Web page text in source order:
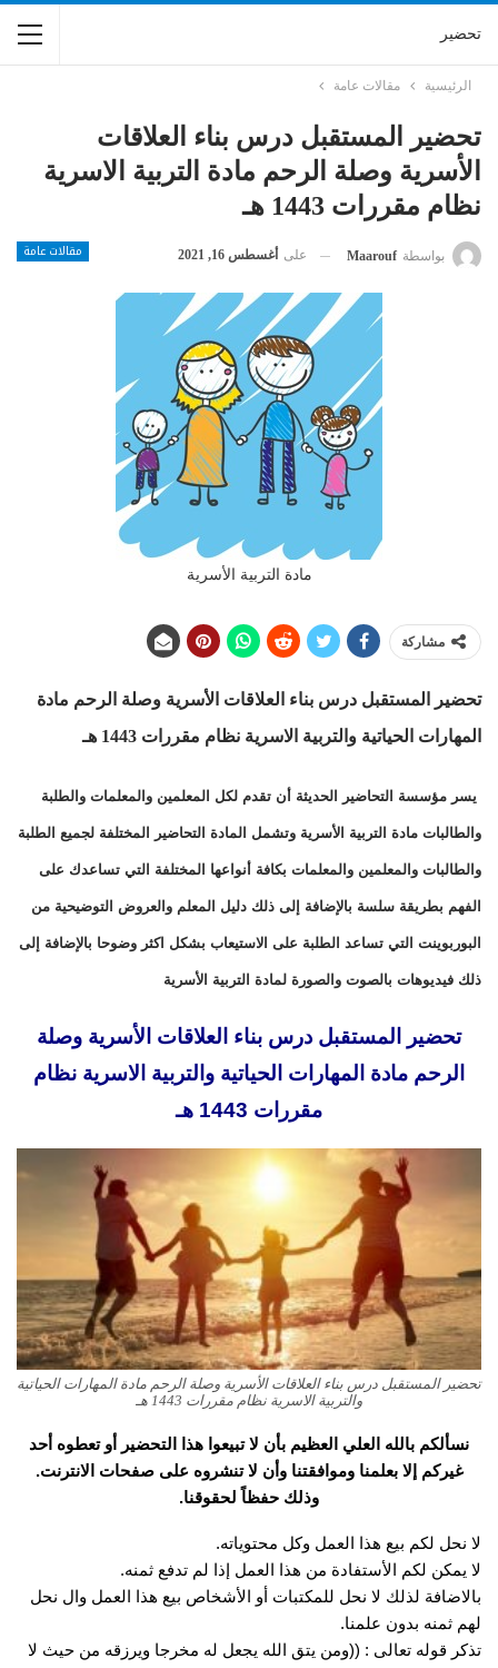
تحضير
الرئيسية مقالات عامة
تحضير المستقبل درس بناء العلاقات
الأسرية وصلة الرحم مادة التربية الاسرية
نظام مقررات 1443 هـ
مقالات عامة بواسطة Maarouf على أغسطس 16, 2021
مادة التربية الأسرية
مشاركة
تحضير المستقبل درس بناء العلاقات الأسرية وصلة الرحم مادة
المهارات الحياتية والتربية الاسرية نظام مقررات
يسر مؤسسة التحاضير الحديثة أن تقدم لكل المعلمين والمعلمات والطلبة
والطالبات مادة التربية الأسرية وتشمل المادة التحاضير المختلفة لجميع الطلبة
والطالبات والمعلمين والمعلمات بكافة أنواعها المختلفة التي تساعدك على
الفهم بطريقة سلسة بالإضافة إلى ذلك دليل المعلم والعروض التوضيحية من
البوربوينت التي تساعد الطلبة على الاستيعاب بشكل اكثر وضوحا بالإضافة إلى
ذلك فيديوهات بالصوت والصورة لمادة التربية الأسرية
تحضير المستقبل درس بناء العلاقات الأسرية وصلة
الرحم مادة المهارات الحياتية والتربية الاسرية نظام
مقررات 1443 هـ
تحضير المستقبل درس بناء العلاقات الأسرية وصلة الرحم مادة المهارات الحياتية
والتربية الاسرية نظام مقررات 1443 هـ
نسألكم بالله العلي العظيم بأن لا تبيعوا هذا التحضير أو تعطوه أحد
غيركم إلا بعلمنا وموافقتنا وأن لا تنشروه على صفحات الانترنت.
وذلك حفظاً لحقوقنا.
لا نحل لكم بيع هذا العمل وكل محتوياته.
لا يمكن لكم الأستفادة من هذا العمل إذا لم تدفع ثمنه.
بالاضافة لذلك لا نحل للمكتبات أو الأشخاص بيع هذا العمل وال نحل
لهم ثمنه بدون علمنا.
تذكر قوله تعالى : ((ومن يتق الله يجعل له مخرجا ويرزقه من حيث لا